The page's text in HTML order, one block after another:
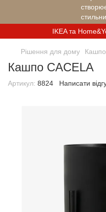
IKEA та
Рішення для дому
Кашпо CACELA
Артикул: 8824 Написати